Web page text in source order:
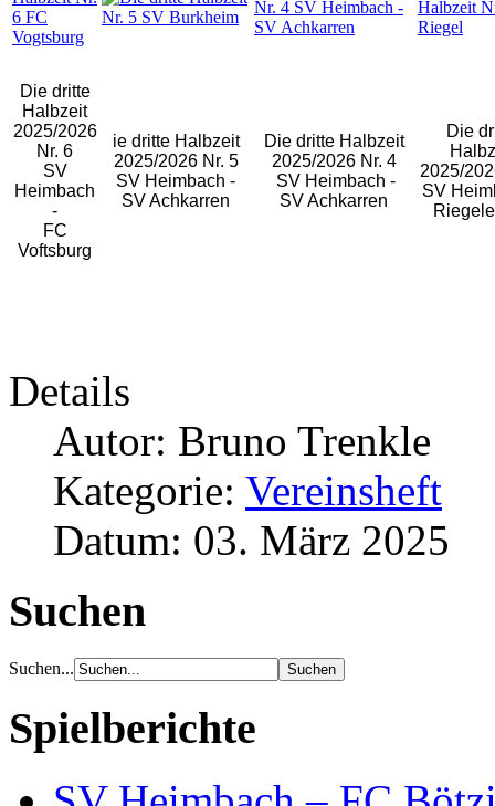
Die dritte
Halbzeit
2025/2026
Nr. 6
SV
Heimbach
-
FC
Voftsburg
ie dritte Halbzeit
2025/2026 Nr. 5
SV Heimbach -
SV Achkarren
Die dritte Halbzeit
2025/2026 Nr. 4
SV Heimbach -
SV Achkarren
Die
2025/
SV
Details
Autor: Bruno Trenkle
Kategorie: Vereinsheft
Datum: 03. März 2025
Suchen
Suchen...
Spielberichte